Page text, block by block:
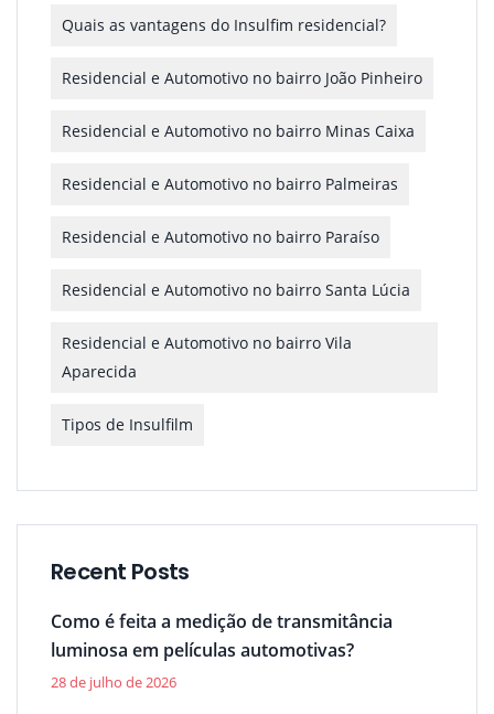
Quais as vantagens do Insulfim residencial?
Residencial e Automotivo no bairro João Pinheiro
Residencial e Automotivo no bairro Minas Caixa
Residencial e Automotivo no bairro Palmeiras
Residencial e Automotivo no bairro Paraíso
Residencial e Automotivo no bairro Santa Lúcia
Residencial e Automotivo no bairro Vila
Aparecida
Tipos de Insulfilm
Recent Posts
Como é feita a medição de transmitância
luminosa em películas automotivas?
28 de julho de 2026